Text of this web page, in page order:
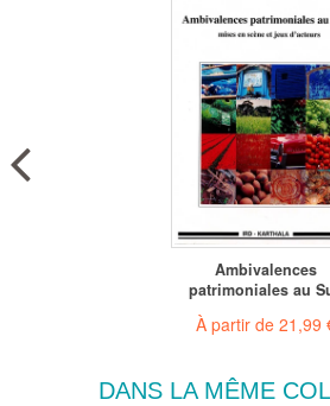
Ambivalences
patrimoniales au
À partir de 21,99
DANS LA MÊME